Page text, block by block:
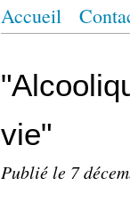
Accueil
vie"
Publié le 7